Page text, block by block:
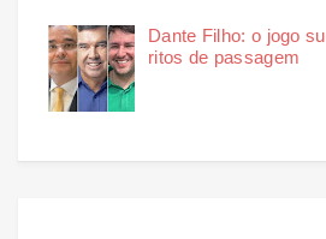
Dante Filho: o jogo
ritos de passagem